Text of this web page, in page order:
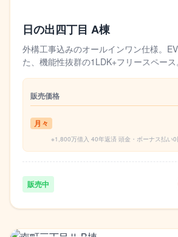
日の出四丁目 A棟
外構工事込みのオールインワン仕様。
た、機能性抜群の1LDK+フリースペース
販売価格
月々
※1,800万借入 40年返済 頭金・ボーナス払い
販売中